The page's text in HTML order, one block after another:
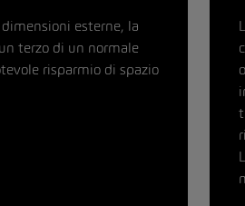
esterne, la
terzo di un normale
risparmio di spazio